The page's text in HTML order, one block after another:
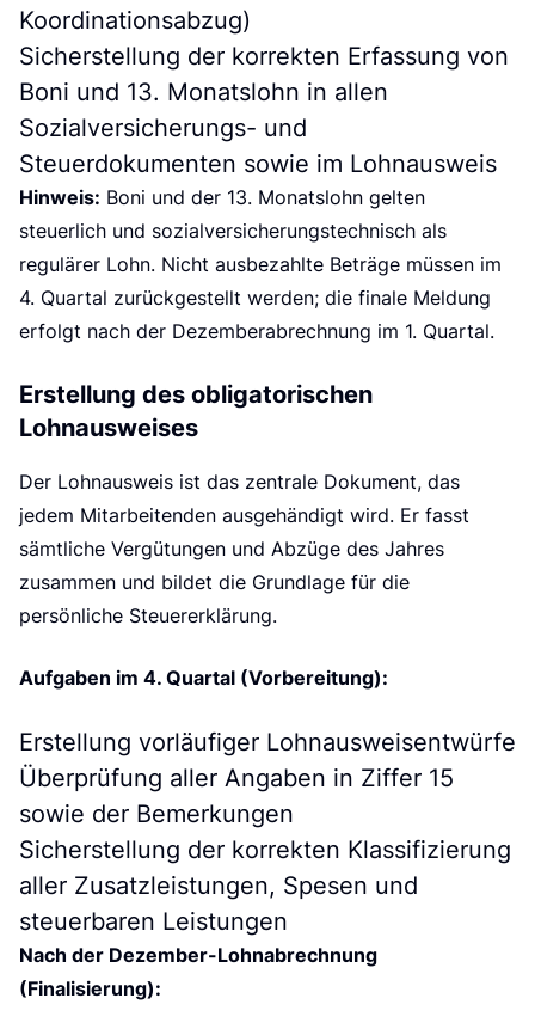
Koordinationsabzug)
Sicherstellung der korrekten Erfassung von
Boni und 13. Monatslohn in allen
Sozialversicherungs- und
Steuerdokumenten sowie im Lohnausweis
Hinweis: Boni und der 13. Monatslohn gelten
steuerlich und sozialversicherungstechnisch als
regulärer Lohn. Nicht ausbezahlte Beträge müssen im
4. Quartal zurückgestellt werden; die finale Meldung
erfolgt nach der Dezemberabrechnung im 1. Quartal.
Erstellung des obligatorischen
Lohnausweises
Der Lohnausweis ist das zentrale Dokument, das
jedem Mitarbeitenden ausgehändigt wird. Er fasst
sämtliche Vergütungen und Abzüge des Jahres
zusammen und bildet die Grundlage für die
persönliche Steuererklärung.
Aufgaben im 4. Quartal (Vorbereitung):
Erstellung vorläufiger Lohnausweisentwürfe
Überprüfung aller Angaben in Ziffer 15
sowie der Bemerkungen
Sicherstellung der korrekten Klassifizierung
aller Zusatzleistungen, Spesen und
steuerbaren Leistungen
Nach der Dezember-Lohnabrechnung
(Finalisierung):